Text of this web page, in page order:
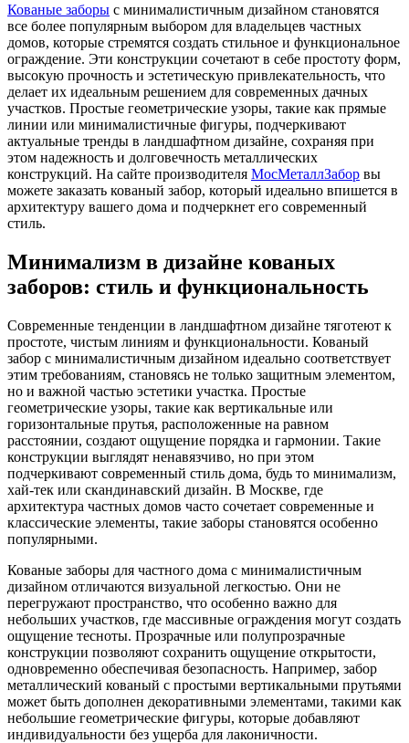
Кованые заборы с минималистичным дизайном становятся
все более популярным выбором для владельцев частных
домов, которые стремятся создать стильное и функциональное
ограждение. Эти конструкции сочетают в себе простоту форм,
высокую прочность и эстетическую привлекательность, что
делает их идеальным решением для современных дачных
участков. Простые геометрические узоры, такие как прямые
линии или минималистичные фигуры, подчеркивают
актуальные тренды в ландшафтном дизайне, сохраняя при
этом надежность и долговечность металлических
конструкций. На сайте производителя МосМеталлЗабор вы
можете заказать кованый забор, который идеально впишется в
архитектуру вашего дома и подчеркнет его современный
стиль.
Минимализм в дизайне кованых
заборов: стиль и функциональность
Современные тенденции в ландшафтном дизайне тяготеют к
простоте, чистым линиям и функциональности. Кованый
забор с минималистичным дизайном идеально соответствует
этим требованиям, становясь не только защитным элементом,
но и важной частью эстетики участка. Простые
геометрические узоры, такие как вертикальные или
горизонтальные прутья, расположенные на равном
расстоянии, создают ощущение порядка и гармонии. Такие
конструкции выглядят ненавязчиво, но при этом
подчеркивают современный стиль дома, будь то минимализм,
хай-тек или скандинавский дизайн. В Москве, где
архитектура частных домов часто сочетает современные и
классические элементы, такие заборы становятся особенно
популярными.
Кованые заборы для частного дома с минималистичным
дизайном отличаются визуальной легкостью. Они не
перегружают пространство, что особенно важно для
небольших участков, где массивные ограждения могут создать
ощущение тесноты. Прозрачные или полупрозрачные
конструкции позволяют сохранить ощущение открытости,
одновременно обеспечивая безопасность. Например, забор
металлический кованый с простыми вертикальными прутьями
может быть дополнен декоративными элементами, такими как
небольшие геометрические фигуры, которые добавляют
индивидуальности без ущерба для лаконичности.